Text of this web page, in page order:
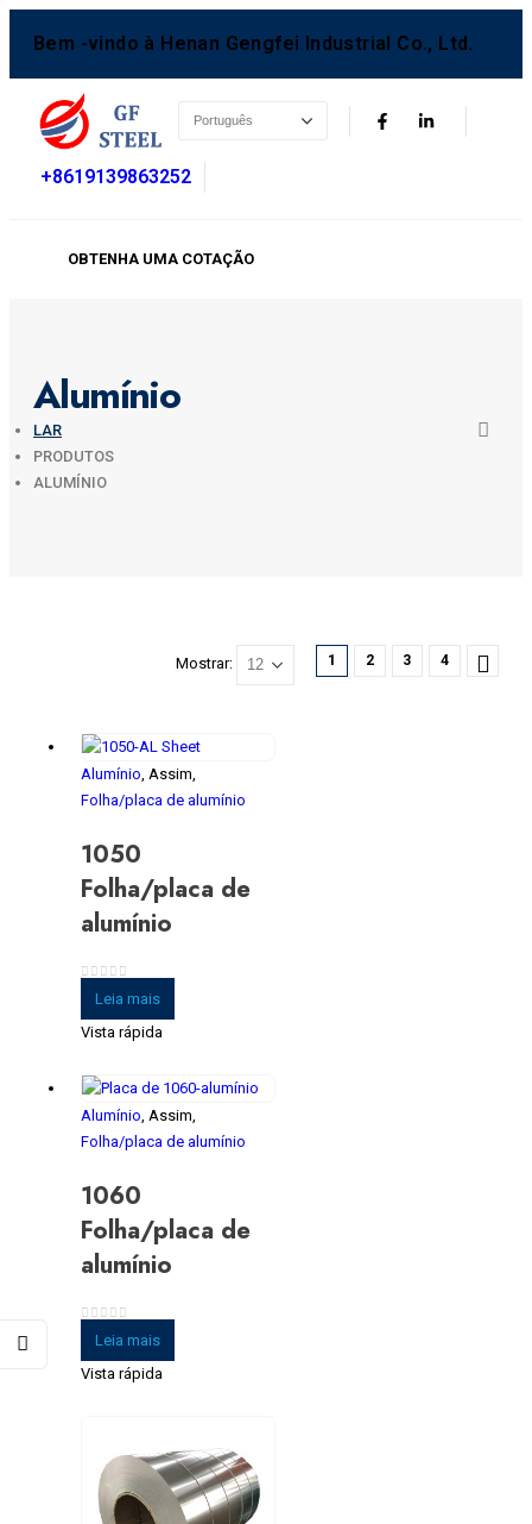
Bem -vindo à Henan Gengfei Industrial Co., Ltd.
+8619139863252
OBTENHA UMA COTAÇÃO
Alumínio
LAR
PRODUTOS
ALUMÍNIO
Mostrar: 1 2 3 4
Alumínio , Assim,
Folha/placa de alumínio
1050
Folha/placa de
alumínio
Leia mais
Vista rápida
Alumínio , Assim,
Folha/placa de alumínio
1060
Folha/placa de
alumínio
fora de 5
Leia mais
Vista rápida